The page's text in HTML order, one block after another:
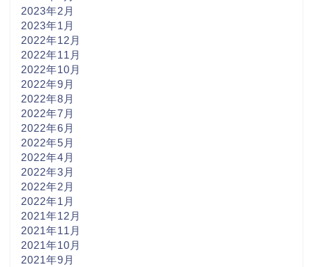
2023年2月
2023年1月
2022年12月
2022年11月
2022年10月
2022年9月
2022年8月
2022年7月
2022年6月
2022年5月
2022年4月
2022年3月
2022年2月
2022年1月
2021年12月
2021年11月
2021年10月
2021年9月